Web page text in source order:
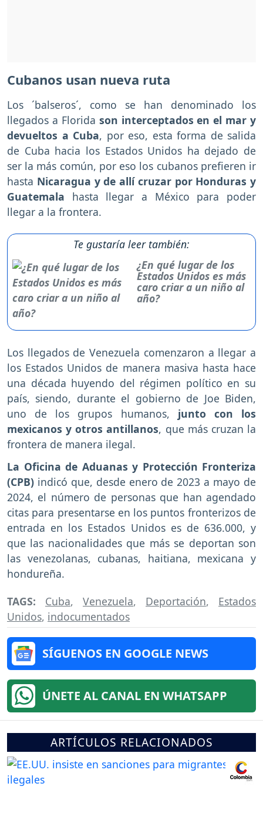
Cubanos usan nueva ruta
Los ´balseros´, como se han denominado los
llegados a Florida son interceptados en el mar y
devueltos a Cuba, por eso, esta forma de salida
de Cuba hacia los Estados Unidos ha dejado de
ser la más común, por eso los cubanos prefieren ir
hasta Nicaragua y de allí cruzar por Honduras y
Guatemala hasta llegar a México para poder
llegar a la frontera.
Te gustaría leer también:
¿En qué lugar de los
Estados Unidos es más
caro criar a un niño al
año?
Los llegados de Venezuela comenzaron a llegar a
los Estados Unidos de manera masiva hasta hace
una década huyendo del régimen político en su
país, siendo, durante el gobierno de Joe Biden,
uno de los grupos humanos, junto con los
mexicanos y otros antillanos, que más cruzan la
frontera de manera ilegal.
La Oficina de Aduanas y Protección Fronteriza
(CPB) indicó que, desde enero de 2023 a mayo de
2024, el número de personas que han agendado
citas para presentarse en los puntos fronterizos de
entrada en los Estados Unidos es de 636.000, y
que las nacionalidades que más se deportan son
las venezolanas, cubanas, haitiana, mexicana y
hondureña.
TAGS: Cuba, Venezuela, Deportación, Estados
Unidos, indocumentados
SÍGUENOS EN GOOGLE NEWS
ÚNETE AL CANAL EN WHATSAPP
ARTÍCULOS RELACIONADOS